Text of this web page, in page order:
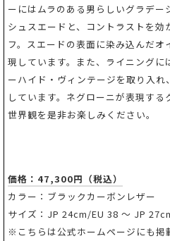
ーにはムラのある男らしいグラデー
シュスエードと、コントラストを
フ。スエードの表面に染み込んだ
現しています。また、ライニングに
ーハイド・ヴィンテージを取り入
しています。ネグローニが表現す
世界観を是非お楽しみください。
価格：47,300円（税込）
カラー：ブラックカーボンレザー
サイズ：JP 24cm/EU 38 ～ JP
※こちらは公式ホームページにも掲